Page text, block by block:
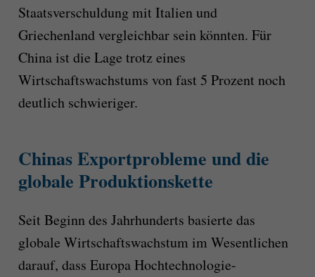
Staatsverschuldung mit Italien und
Griechenland vergleichbar sein könnten. Für
China ist die Lage trotz eines
Wirtschaftswachstums von fast 5 Prozent noch
deutlich schwieriger.
Chinas Exportprobleme und die
globale Produktionskette
Seit Beginn des Jahrhunderts basierte das
globale Wirtschaftswachstum im Wesentlichen
darauf, dass Europa Hochtechnologie-